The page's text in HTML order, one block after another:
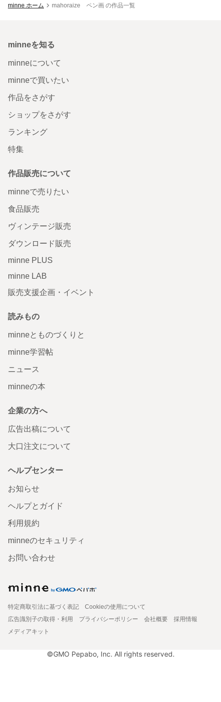
minne ホーム mahoraize ペン画 の作品一覧
minneを知る
minneについて
minneで買いたい
作品をさがす
ショップをさがす
ランキング
特集
作品販売について
minneで売りたい
食品販売
ヴィンテージ販売
ダウンロード販売
minne PLUS
minne LAB
販売支援企画・イベント
読みもの
minneとものづくりと
minne学習帖
ニュース
minneの本
企業の方へ
広告出稿について
大口注文について
ヘルプセンター
お知らせ
ヘルプとガイド
利用規約
minneのセキュリティ
お問い合わせ
特定商取引法に基づく表記
Cookieの使用について
広告識別子の取得・利用
プライバシーポリシー 会社概要
採用情報
メディアキット
©GMO Pepabo, Inc. All rights reserved.